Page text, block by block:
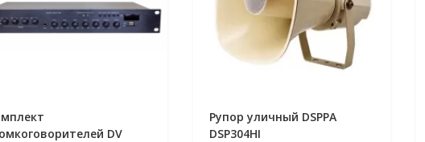
DV
Рупор уличный DSPPA
DSP304HI